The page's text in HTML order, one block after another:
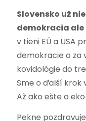
Slovensko už
demokracia
v tieni EÚ a USA
demokracie a za
kovidológie do
Sme o ďalší krok
Až ako ešte a
Pekne